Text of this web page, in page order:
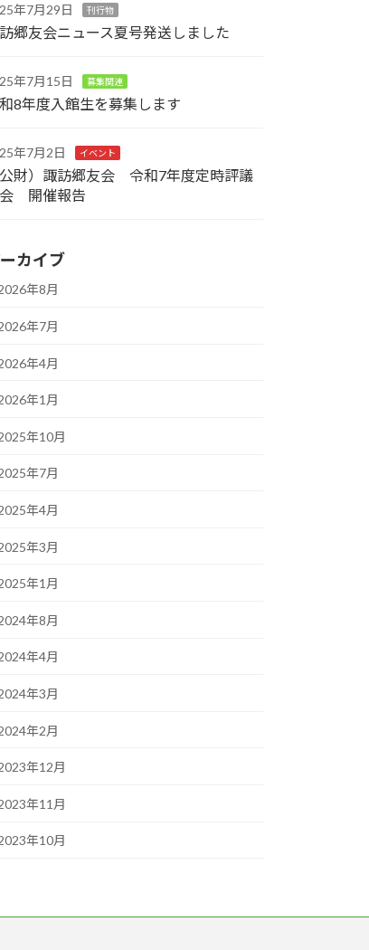
年7月29日 刊行物
郷友会ニュース夏号発送しました
年7月15日 募集関連
8年度入館生を募集します
年7月2日 イベント
公財）諏訪郷友会 令和7年度定時評議
開催報告
カイブ
年8月
年7月
年4月
年1月
年10月
年7月
年4月
年3月
年1月
年8月
年4月
年3月
年2月
年12月
年11月
年10月